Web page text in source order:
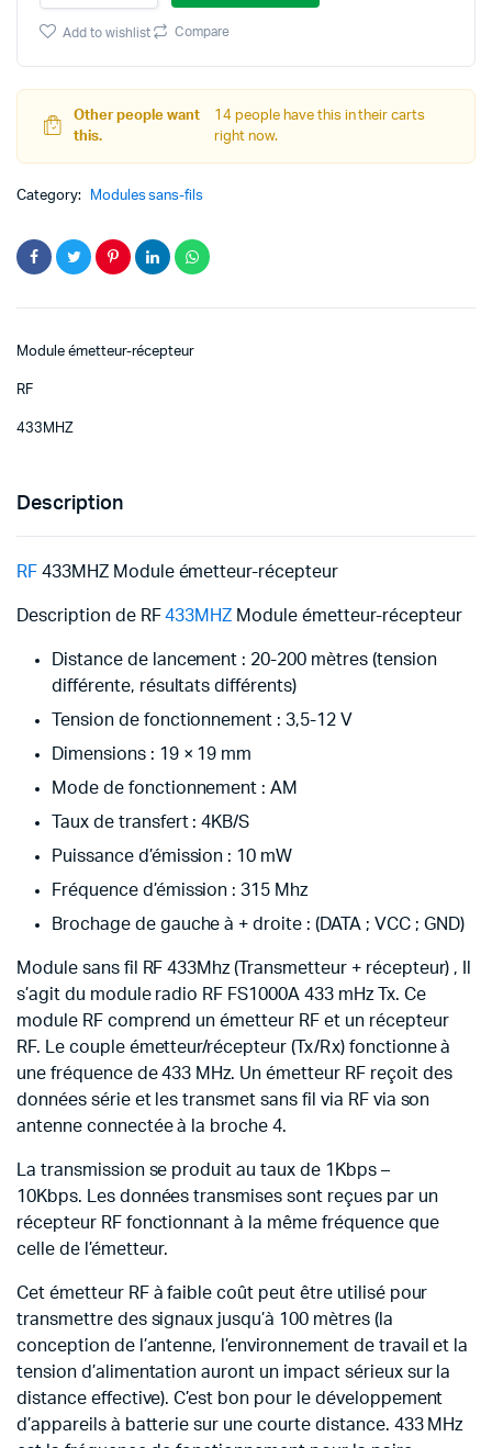
Module
émetteur-
quantity
Add to wishlist Compare
Other people want
this.
14 people have this in their carts
right now.
Category: Modules sans-fils
Module émetteur-récepteur
RF
433MHZ
Description
RF 433MHZ Module émetteur-récepteur
Description de RF433MHZ Module émetteur-récepteur
Distance de lancement : 20-200 mètres (tension
différente, résultats différents)
Tension de fonctionnement : 3,5-12 V
Dimensions : 19 × 19 mm
Mode de fonctionnement : AM
Taux de transfert : 4KB/S
Puissance d’émission : 10 mW
Fréquence d’émission : 315 Mhz
Brochage de gauche à + droite : (DATA ; VCC ; GND)
Module sans fil RF 433Mhz (Transmetteur + récepteur) , Il
s’agit du module radio RF FS1000A 433 mHz Tx. Ce
module RF comprend un émetteur RF et un récepteur
RF. Le couple émetteur/récepteur (Tx/Rx) fonctionne à
une fréquence de 433 MHz. Un émetteur RF reçoit des
données série et les transmet sans fil via RF via son
antenne connectée à la broche 4.
La transmission se produit au taux de 1Kbps –
10Kbps. Les données transmises sont reçues par un
récepteur RF fonctionnant à la même fréquence que
celle de l’émetteur.
Cet émetteur RF à faible coût peut être utilisé pour
transmettre des signaux jusqu’à 100 mètres (la
conception de l’antenne, l’environnement de travail et la
tension d’alimentation auront un impact sérieux sur la
distance effective). C’est bon pour le développement
d’appareils à batterie sur une courte distance. 433 MHz